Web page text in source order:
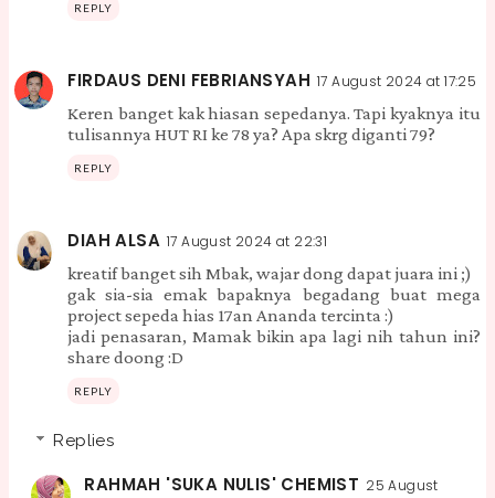
REPLY
FIRDAUS DENI FEBRIANSYAH 17 August 2024 at 17:25
Keren banget kak hiasan sepedanya. Tapi kyaknya itu
tulisannya HUT RI ke 78 ya? Apa skrg diganti 79?
REPLY
DIAH ALSA 17 August 2024 at 22:31
kreatif banget sih Mbak, wajar dong dapat juara ini ;)
gak sia-sia emak bapaknya begadang buat mega
project sepeda hias 17an Ananda tercinta :)
jadi penasaran, Mamak bikin apa lagi nih tahun ini?
share doong :D
REPLY
Replies
RAHMAH 'SUKA NULIS' CHEMIST 25 August